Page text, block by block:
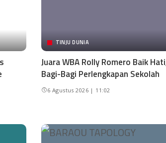
TINJU DUNIA
Juara WBA Rolly Romero Baik
Bagi-Bagi Perlengkapan Sekolah
6 Agustus 2026 | 11:02